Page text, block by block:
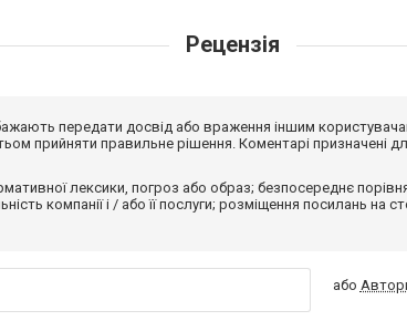
Рецензія
передати досвід або враження іншим
прийняти правильне рішення. Коментарі призначені
лексики, погроз або образ; безпосереднє
компанії і / або її послуги; розміщення посилань на
або